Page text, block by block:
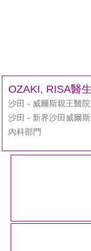
OZAKI, RISA醫生
沙田 - 威爾斯親王醫院
沙田 - 新界沙田威爾
內科部門